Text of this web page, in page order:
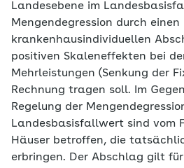
Landesebene im
Mengendegression durch einen
krankenhausindividuellen
positiven Skaleneffekten bei
Mehrleistungen (Senkung der
Rechnung tragen soll. Im
Regelung der
Landesbasisfallwert sind vom
Häuser betroffen, die
erbringen. Der Abschlag gilt